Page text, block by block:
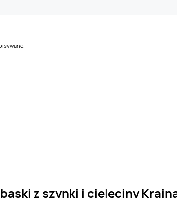
z szynki i cielęciny